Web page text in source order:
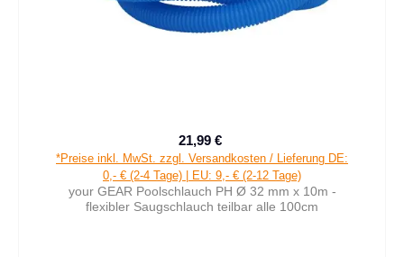
Verkaufspreis:
21,99 €
*Preise inkl. MwSt. zzgl. Versandkosten / Lieferung DE:
0,- € (2-4 Tage) | EU: 9,- € (2-12 Tage)
your GEAR Poolschlauch PH Ø 32 mm x 10m -
flexibler Saugschlauch teilbar alle 100cm